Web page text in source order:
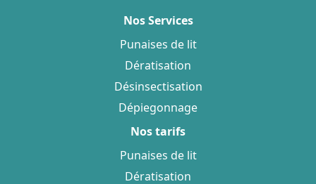
Nos Services
Punaises de lit
Dératisation
Désinsectisation
Dépiegonnage
Nos tarifs
Punaises de lit
Dératisation